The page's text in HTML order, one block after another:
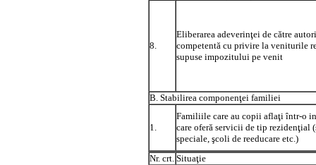
8.
Eliberarea adeverinţei de către
competentă cu privire la veniturile
supuse impozitului pe venit
B. Stabilirea componenţei familiei
1.
Familiile care au copii aflaţi într-o
care oferă servicii de tip rezidenţial
speciale, şcoli de reeducare etc.)
Nr. crt. Situaţie